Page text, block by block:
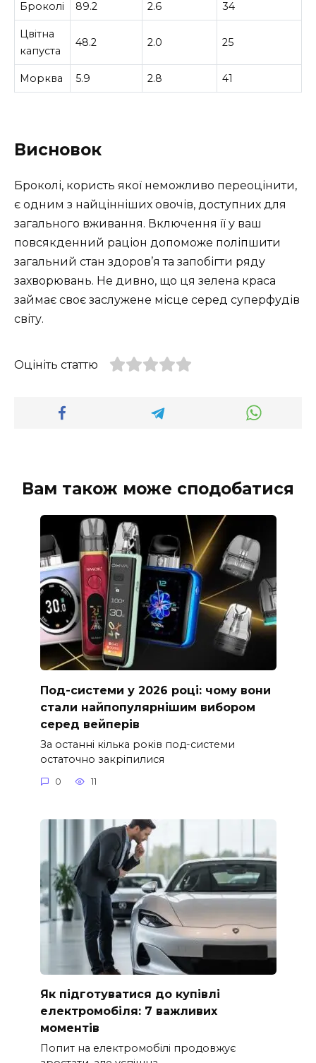
Броколі 89.2 2.6 34
Цвітна
капуста
48.2 2.0 25
Морква 5.9 2.8 41
Висновок
Броколі, користь якої неможливо переоцінити,
є одним з найцінніших овочів, доступних для
загального вживання. Включення її у ваш
повсякденний раціон допоможе поліпшити
загальний стан здоров’я та запобігти ряду
захворювань. Не дивно, що ця зелена краса
займає своє заслужене місце серед суперфудів
світу.
Оцініть статтю
Вам також може сподобатися
Под-системи у 2026 році: чому вони
стали найпопулярнішим вибором
серед вейперів
За останні кілька років под-системи
остаточно закріпилися
0 11
Як підготуватися до купівлі
електромобіля: 7 важливих
моментів
Попит на електромобілі продовжує